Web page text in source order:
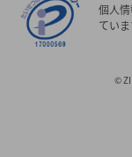
個人
ていま
©